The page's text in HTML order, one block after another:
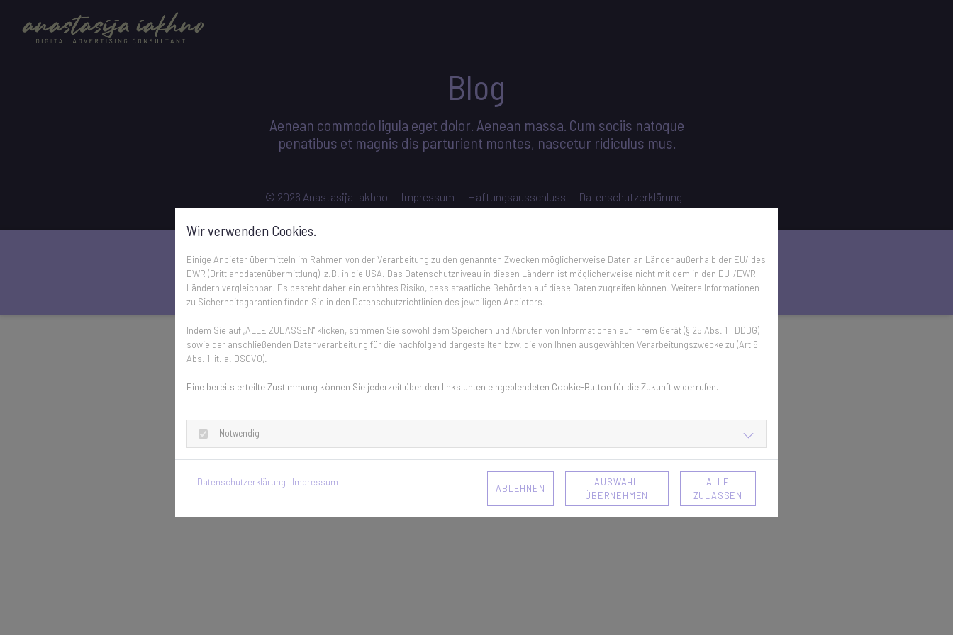
Blog
Aenean commodo ligula eget dolor. Aenean massa. Cum sociis natoque
penatibus et magnis dis parturient montes, nascetur ridiculus mus.
© 2026 Anastasija Iakhno Impressum Haftungsausschluss Datenschutzerklärung
Wir verwenden Cookies.
Einige Anbieter übermitteln im Rahmen von der Verarbeitung zu den genannten Zwecken möglicherweise Daten an Länder außerhalb der EU/ des
EWR (Drittlanddatenübermittlung), z.B. in die USA. Das Datenschutzniveau in diesen Ländern ist möglicherweise nicht mit dem in den EU-/EWR-
Ländern vergleichbar. Es besteht daher ein erhöhtes Risiko, dass staatliche Behörden auf diese Daten zugreifen können. Weitere Informationen
zu Sicherheitsgarantien finden Sie in den Datenschutzrichtlinien des jeweiligen Anbieters.
Indem Sie auf „ALLE ZULASSEN" klicken, stimmen Sie sowohl dem Speichern und Abrufen von Informationen auf Ihrem Gerät (§ 25 Abs. 1 TDDDG)
sowie der anschließenden Datenverarbeitung für die nachfolgend dargestellten bzw. die von Ihnen ausgewählten Verarbeitungszwecke zu (Art 6
Abs. 1 lit. a. DSGVO).
Eine bereits erteilte Zustimmung können Sie jederzeit über den links unten eingeblendeten Cookie-Button für die Zukunft widerrufen.
Notwendig
Datenschutzerklärung | Impressum
ABLEHNEN
AUSWAHL
ÜBERNEHMEN
ALLE
ZULASSEN